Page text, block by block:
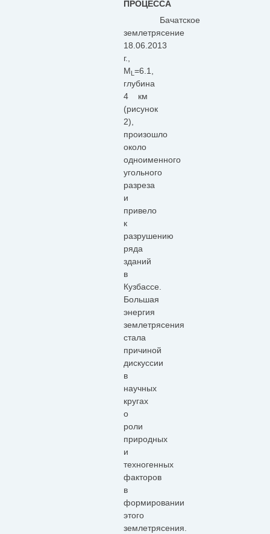
ПРОЦЕССА
Бачатское
землетрясение
18.06.2013
г.,
ML =6.1,
глубина
4 км
(рисунок
2),
произошло
около
одноименного
угольного
разреза
и
привело
к
разрушению
ряда
зданий
в
Кузбассе.
Большая
энергия
землетрясения
стала
причиной
дискуссии
в
научных
кругах
о
роли
природных
и
техногенных
факторов
в
формировании
этого
землетрясения.